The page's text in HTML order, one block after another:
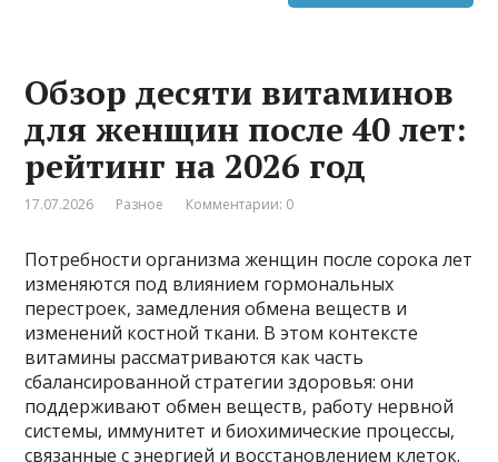
Обзор десяти витаминов
для женщин после 40 лет:
рейтинг на 2026 год
17.07.2026 Разное Комментарии: 0
Потребности организма женщин после сорока лет
изменяются под влиянием гормональных
перестроек, замедления обмена веществ и
изменений костной ткани. В этом контексте
витамины рассматриваются как часть
сбалансированной стратегии здоровья: они
поддерживают обмен веществ, работу нервной
системы, иммунитет и биохимические процессы,
связанные с энергией и восстановлением клеток.